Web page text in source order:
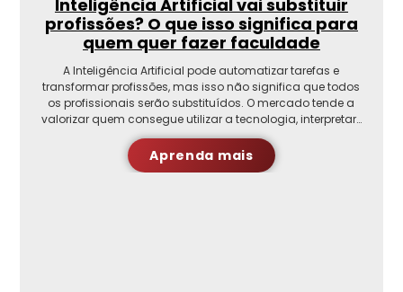
Inteligência Artificial vai substituir
profissões? O que isso significa para
quem quer fazer faculdade
A Inteligência Artificial pode automatizar tarefas e
transformar profissões, mas isso não significa que todos
os profissionais serão substituídos. O mercado tende a
valorizar quem consegue utilizar a tecnologia, interpretar…
Aprenda mais